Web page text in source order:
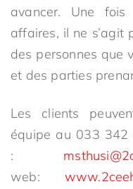
avancer. Une
affaires, il ne s’agit
des personnes que
et des parties
Les clients
équipe au 033
:
web: